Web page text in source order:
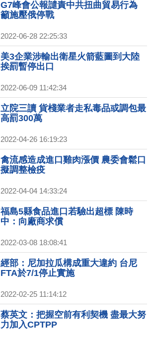
G7峰會公報譴責中共扭曲貿易行為
籲施壓俄停戰
2022-06-28 22:25:33
美3企業涉輸出衛星火箭藍圖到大陸
挨罰暫停出口
2022-06-09 11:42:34
立院三讀 貨棧業者走私毒品或調包最
高罰300萬
2022-04-26 16:19:23
禽流感造成進口雞肉漲價 農委會鬆口
擬調整檢疫
2022-04-04 14:33:24
福島5縣食品進口若驗出超標 陳時
中：向廠商求償
2022-03-08 18:08:41
經部：尼加拉瓜構成重大違約 台尼
FTA於7/1停止實施
2022-02-25 11:14:12
蔡英文：把握空前有利契機 盡最大努
力加入CPTPP